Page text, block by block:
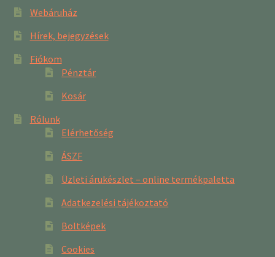
Webáruház
Hírek, bejegyzések
Fiókom
Pénztár
Kosár
Rólunk
Elérhetőség
ÁSZF
Üzleti árukészlet – online termékpaletta
Adatkezelési tájékoztató
Boltképek
Cookies